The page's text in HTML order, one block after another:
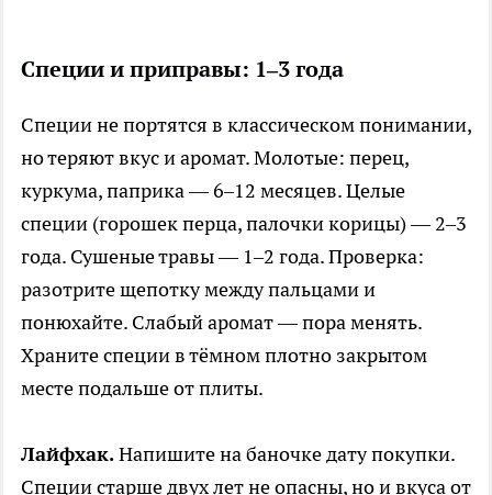
Специи и приправы: 1–3 года
Специи не портятся в классическом понимании,
но теряют вкус и аромат. Молотые: перец,
куркума, паприка — 6–12 месяцев. Целые
специи (горошек перца, палочки корицы) — 2–3
года. Сушеные травы — 1–2 года. Проверка:
разотрите щепотку между пальцами и
понюхайте. Слабый аромат — пора менять.
Храните специи в тёмном плотно закрытом
месте подальше от плиты.
Лайфхак.Напишите на баночке дату покупки.
Специи старше двух лет не опасны, но и вкуса от